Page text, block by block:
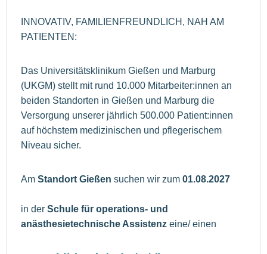
INNOVATIV, FAMILIENFREUNDLICH, NAH AM
PATIENTEN:
Das Universitätsklinikum Gießen und Marburg
(UKGM) stellt mit rund 10.000 Mitarbeiter:innen an
beiden Standorten in Gießen und Marburg die
Versorgung unserer jährlich 500.000 Patient:innen
auf höchstem medizinischen und pflegerischem
Niveau sicher.
Am Standort Gießen suchen wir zum 01.08.2027
in der Schule für operations- und
anästhesietechnische Assistenz eine/ einen